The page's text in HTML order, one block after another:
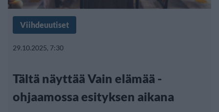
Viihdeuutiset
29.10.2025, 7:30
Tältä näyttää Vain elämää -
ohjaamossa esityksen aikana